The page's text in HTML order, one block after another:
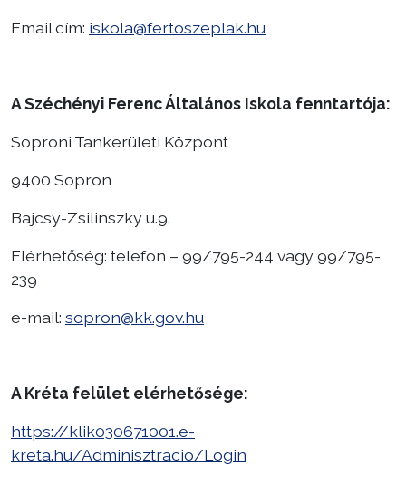
Email cím: iskola@fertoszeplak.hu
A Széchényi Ferenc Általános Iskola fenntartója:
Soproni Tankerületi Központ
9400 Sopron
Bajcsy-Zsilinszky u.9.
Elérhetőség: telefon – 99/795-244 vagy 99/795-
239
e-mail: sopron@kk.gov.hu
A Kréta felület elérhetősége:
https://klik030671001.e-
kreta.hu/Adminisztracio/Login